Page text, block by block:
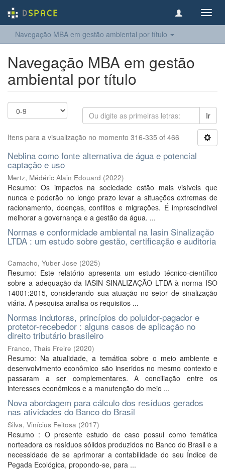
Navegação MBA em gestão ambiental por título
Navegação MBA em gestão
ambiental por título
Ir
Itens para a visualização no momento 316-335 of 466
Neblina como fonte alternativa de água e potencial
captação e uso
Mertz, Médéric Alain Edouard (2022)
Resumo: Os impactos na sociedade estão mais visíveis que
nunca e poderão no longo prazo levar a situações extremas de
racionamento, doenças, conflitos e migrações. É imprescindível
melhorar a governança e a gestão da água. ...
Normas e conformidade ambiental na Iasin Sinalização
LTDA : um estudo sobre gestão, certificação e auditoria
Camacho, Yuber Jose (2025)
Resumo: Este relatório apresenta um estudo técnico-científico
sobre a adequação da IASIN SINALIZAÇÃO LTDA à norma ISO
14001:2015, considerando sua atuação no setor de sinalização
viária. A pesquisa analisa os requisitos ...
Normas indutoras, princípios do poluidor-pagador e
protetor-recebedor : alguns casos de aplicação no
direito tributário brasileiro
Franco, Thais Freire (2020)
Resumo: Na atualidade, a temática sobre o meio ambiente e
desenvolvimento econômico são inseridos no mesmo contexto e
passaram a ser complementares. A conciliação entre os
interesses econômicos e a manutenção do meio ...
Nova abordagem para cálculo dos resíduos gerados
nas atividades do Banco do Brasil
Silva, Vinícius Feitosa (2017)
Resumo : O presente estudo de caso possui como temática
norteadora os resíduos sólidos produzidos no Banco do Brasil e a
necessidade de se aprimorar a contabilidade do seu Índice de
Pegada Ecológica, propondo-se, para ...